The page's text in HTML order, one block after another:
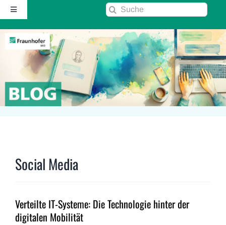
Zum
Inhalt
springen
Toggle
Navigation
Startseite
Über diesen Blog
Kontakt
RSS
Fraunhofer IAO ↗
Suche
Social Media
Verteilte IT-Systeme: Die Technologie hinter der
digitalen Mobilität